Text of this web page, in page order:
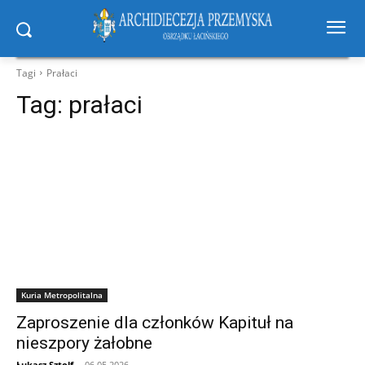
Tagi Prałaci
Tag: prałaci
Kuria Metropolitalna
Zaproszenie dla członków Kapituł na
nieszpory żałobne